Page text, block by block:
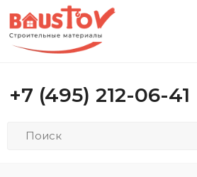
+7 (495) 212-06-41